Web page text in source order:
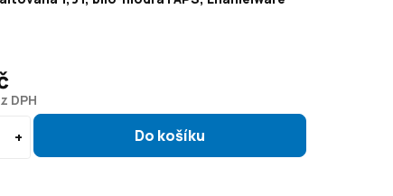
DPH